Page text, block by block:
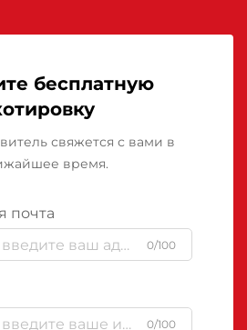
бесплатную
свяжется с вами в
время.
почта
0/100
0/100